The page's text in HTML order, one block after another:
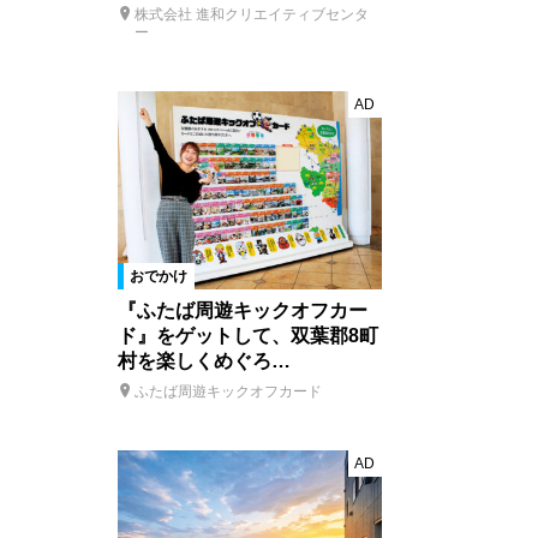
株式会社 進和クリエイティブセンタ
ー
おでかけ
AD
『ふたば周遊キックオフカー
ド』をゲットして、双葉郡8町
村を楽しくめぐろ…
ふたば周遊キックオフカード
AD